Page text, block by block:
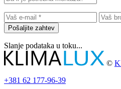
Pošaljite zahtev
Slanje podataka u toku...
©
+381 62 177-96-39